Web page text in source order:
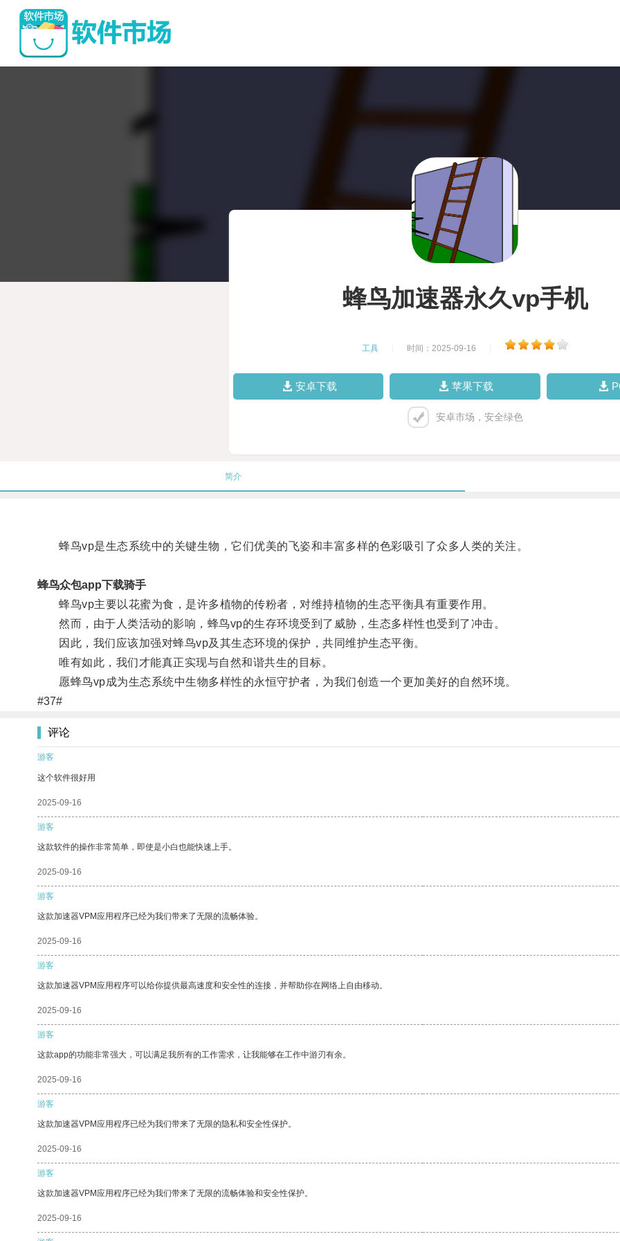
蜂鸟加速器永久vp手机
工具 时间：2025-09-16
安卓下载 苹果下载
安卓市场，安全绿色
简介
蜂鸟vp是生态系统中的关键生物，它们优美的飞姿和丰富多样的色彩吸引了众多人类的关注。
蜂鸟众包app下载骑手
蜂鸟vp主要以花蜜为食，是许多植物的传粉者，对维持植物的生态平衡具有重要作用。
然而，由于人类活动的影响，蜂鸟vp的生存环境受到了威胁，生态多样性也受到了冲击。
因此，我们应该加强对蜂鸟vp及其生态环境的保护，共同维护生态平衡。
唯有如此，我们才能真正实现与自然和谐共生的目标。
愿蜂鸟vp成为生态系统中生物多样性的永恒守护者，为我们创造一个更加美好的自然环境。
#37#
评论
游客
这个软件很好用
2025-09-16
游客
这款软件的操作非常简单，即使是小白也能快速上手。
2025-09-16
游客
这款加速器VPM应用程序已经为我们带来了无限的流畅体验。
2025-09-16
游客
这款加速器VPM应用程序可以给你提供最高速度和安全性的连接，并帮助你在网络上自由移动。
2025-09-16
游客
这款app的功能非常强大，可以满足我所有的工作需求，让我能够在工作中游刃有余。
2025-09-16
游客
这款加速器VPM应用程序已经为我们带来了无限的隐私和安全性保护。
2025-09-16
游客
这款加速器VPM应用程序已经为我们带来了无限的流畅体验和安全性保护。
2025-09-16